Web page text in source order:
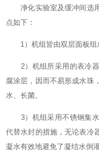
净化实验室及缓冲间选用
点如下：
1）机组皆由双层面板组
2）机组所采用的表冷器
腐涂层，因而不易形成水珠
水、长菌。
3）机组采用不锈钢集水
代替水封的措施，无论表冷
凝水有效地避免了凝结水倒灌